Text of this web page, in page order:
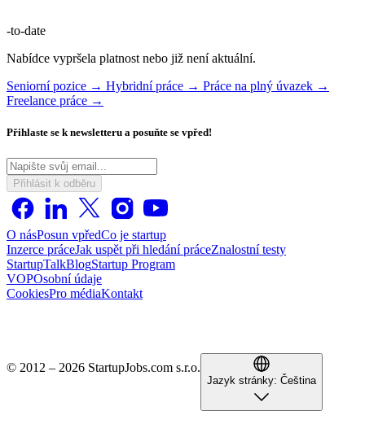
-to-date
Nabídce vypršela platnost nebo již není aktuální.
Seniorní pozice → Hybridní práce → Práce na plný úvazek →
Freelance práce →
Přihlaste se k newsletteru a posuňte se vpřed!
Přihlásit k odběru
O násPosun vpředCo je startup
Inzerce práceJak uspět při hledání práceZnalostní testy
StartupTalkBlogStartup Program
VOPOsobní údaje
CookiesPro médiaKontakt
© 2012 – 2026 StartupJobs.com s.r.o.
Jazyk stránky: Čeština